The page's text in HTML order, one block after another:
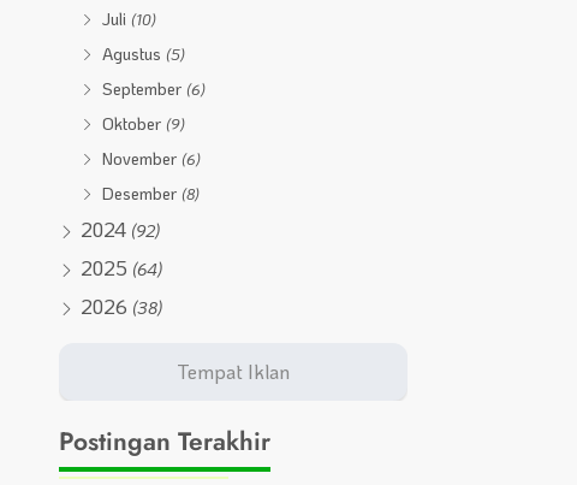
Juli (10)
Agustus (5)
September (6)
Oktober (9)
November (6)
Desember (8)
2024 (92)
2025 (64)
2026 (38)
Postingan Terakhir